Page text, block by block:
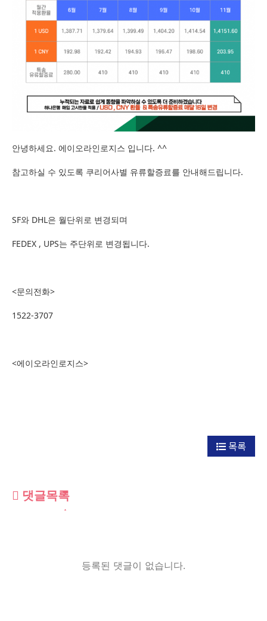
안녕하세요. 에이오라인로지스 입니다. ^^
참고하실 수 있도록 쿠리어사별 유류할증료를 안내해드립니다.
SF와 DHL은 월단위로 변경되며
FEDEX , UPS는 주단위로 변경됩니다.
<문의전화>
1522-3707
<에이오라인로지스>
목록
댓글목록
등록된 댓글이 없습니다.